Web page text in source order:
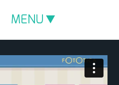
MENU